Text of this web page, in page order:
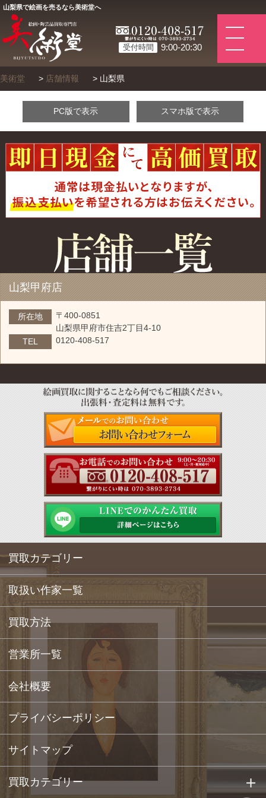
山梨県で絵画を売るなら美術堂へ
受付時間 9:00-20:30
美術堂 > 店舗情報 > 山梨県
PC版で表示 スマホ版で表示
山梨甲府店
所在地
〒400-0851
山梨県甲府市住吉2丁目4-10
TEL
0120-408-517
買取カテゴリー
取扱い作家一覧
買取方法
営業所一覧
会社概要
プライバシーポリシー
サイトマップ
買取カテゴリー